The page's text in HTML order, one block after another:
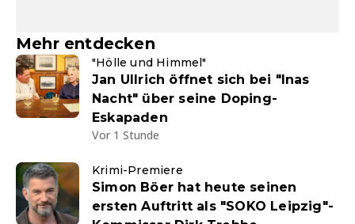
Mehr entdecken
"Hölle und Himmel"
Jan Ullrich öffnet sich bei "Inas
Nacht" über seine Doping-
Eskapaden
Vor 1 Stunde
Krimi-Premiere
Simon Böer hat heute seinen
ersten Auftritt als "SOKO Leipzig"-